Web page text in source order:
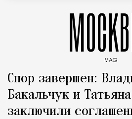
MAG
Спор завершен:
Бакальчук и
заключили